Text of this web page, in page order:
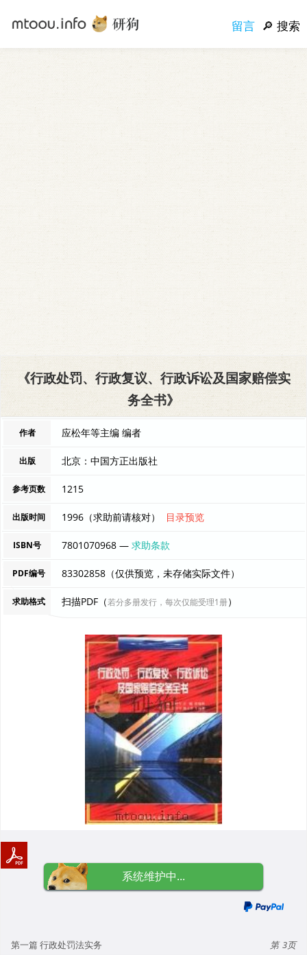
留言 搜索
《行政处罚、行政复议、行政诉讼及国家赔偿实
务全书》
作者 应松年等主编 编者
出版 北京：中国方正出版社
参考页数 1215
出版时间 1996（求助前请核对） 目录预览
ISBN号 7801070968 —求助条款
PDF编号 83302858（仅供预览，未存储实际文件）
求助格式 扫描PDF（若分多册发行，每次仅能受理1册）
系统维护中...
第一篇 行政处罚法实务
3